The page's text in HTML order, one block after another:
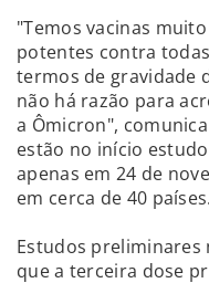
"Temos vacinas
potentes contra
termos de gravidade
não há razão para
a Ômicron",
estão no início
apenas em 24 de
em cerca de 40 países.
Estudos preliminares
que a terceira dose